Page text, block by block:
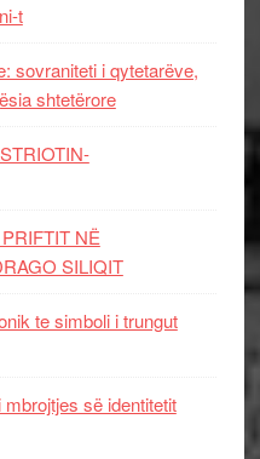
t
sovraniteti i qytetarëve,
shtetërore
NË
SILIQIT
te simboli i trungut
së identitetit